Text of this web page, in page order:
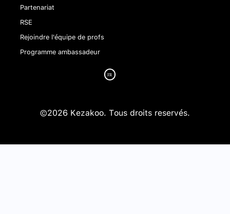
Partenariat
RSE
Rejoindre l'équipe de profs
Programme ambassadeur
©2026 Kezakoo. Tous droits reservés.